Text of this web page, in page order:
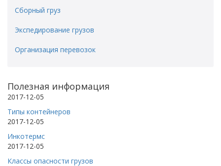
Сборный груз
Экспедирование грузов
Организация перевозок
Полезная информация
2017-12-05
Типы контейнеров
2017-12-05
Инкотермс
2017-12-05
Классы опасности грузов